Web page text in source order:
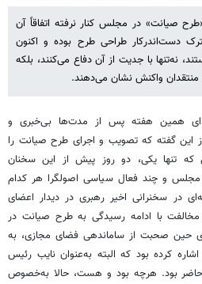
صیانت» در مجلس کنار نرفته اتفاقاً آن
دست‌اندرکار طراحی طرح بوده و اکنون
نه‌تنها با جدیت از آن دفاع می‌کنند، بلکه
منتقدان واکنش نشان می‌دهند.
همین هفته پس از مدت‌ها بی‌خبری و
از این گفته که تصویب و اجرای طرح صیانت را
تنها یکی، دو روز پیش از این سخنان
مجلس و چند فعال سیاسی اصولگرا هر کدام
در سخنرانی اخیر رهبری در دیدار اعضای
با ادامه رسیدگی به طرح صیانت در
حین صحبت از ساماندهی فضای مجازی، به
کرده بود که البته به‌عنوان نایب رئیس
بود. هرچه بود و هست، حالا به‌خصوص